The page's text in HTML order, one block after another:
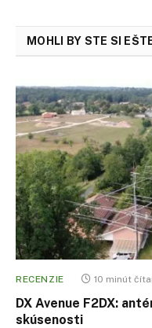
MOHLI BY STE SI
RECENZIE 10 minút
DX Avenue F2DX:
skúsenosti